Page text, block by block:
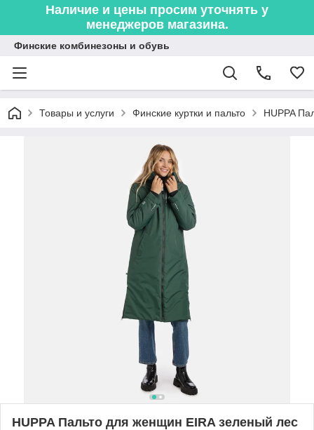
Наличие и цены просим уточнять у
менеджеров магазина.
Финские комбинезоны и обувь
Товары и услуги Финские куртки и пальто HUPPA
HUPPA Пальто для женщин EIRA зеленый лес